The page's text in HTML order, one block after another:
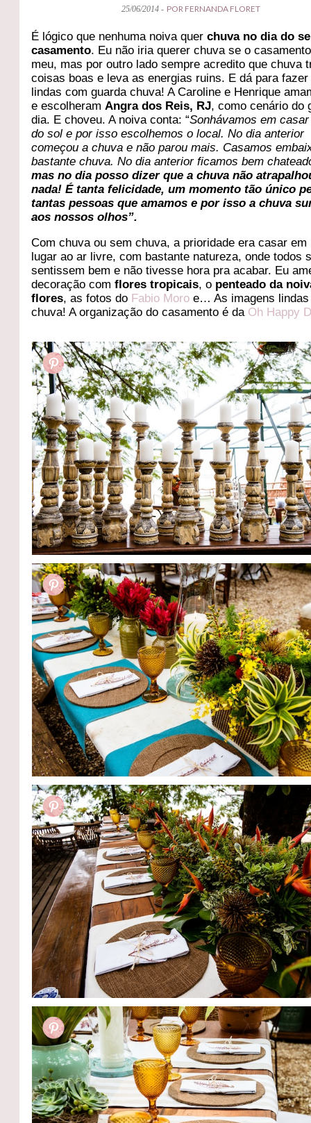
25/06/2014 - POR FERNANDA FLORET
É lógico que nenhuma noiva querchuva no dia do
casamento. Eu não iria querer chuva se o
meu, mas por outro lado sempre acredito que chuva
coisas boas e leva as energias ruins. E dá para
lindas com guarda chuva! A Caroline e Henrique
e escolheramAngra dos Reis, RJ, como cenário do
dia. E choveu. A noiva conta: “Sonhávamos em
do sol e por isso escolhemos o local. No dia anterior
começou a chuva e não parou mais. Casamos
bastante chuva. No dia anterior ficamos bem
mas no dia posso dizer que a chuva não
nada! É tanta felicidade, um momento tão único
tantas pessoas que amamos e por isso a chuva
aos nossos olhos”.
Com chuva ou sem chuva, a prioridade era casar em
lugar ao ar livre, com bastante natureza, onde todos
sentissem bem e não tivesse hora pra acabar. Eu
decoração com flores tropicais, o penteado da
flores, as fotos do Fabio Moroe… As imagens
chuva! A organização do casamento é da Oh Happy